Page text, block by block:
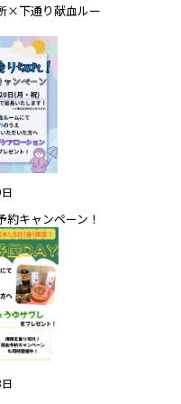
×下通り献血ルー
キャンペーン！